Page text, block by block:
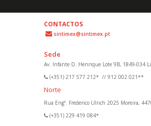
CONTACTOS
sintimex@sintimex.pt
Sede
Av. Infante D. Henrique Lote 9B, 1849-034
(+351) 217 577 212* // 912 002 021**
Norte
Rua Engº. Frederico Ulrich 2025 Moreira,
(+351) 229 419 084*